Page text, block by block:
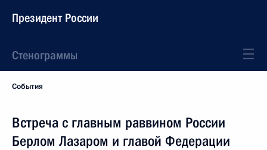
Президент России
Стенограммы
События
Встреча с главным раввином России
Берлом Лазаром и главой Федерации